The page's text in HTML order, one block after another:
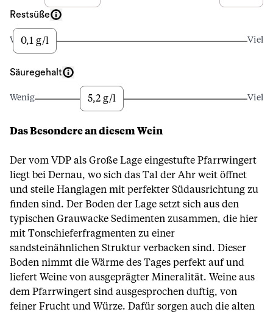
Restsüße
Wenig0,1 g/l Viel
Säuregehalt
Wenig 5,2 g/l Viel
Das Besondere an diesem Wein
Der vom VDP als Große Lage eingestufte Pfarrwingert
liegt bei Dernau, wo sich das Tal der Ahr weit öffnet
und steile Hanglagen mit perfekter Südausrichtung zu
finden sind. Der Boden der Lage setzt sich aus den
typischen Grauwacke Sedimenten zusammen, die hier
mit Tonschieferfragmenten zu einer
sandsteinähnlichen Struktur verbacken sind. Dieser
Boden nimmt die Wärme des Tages perfekt auf und
liefert Weine von ausgeprägter Mineralität. Weine aus
dem Pfarrwingert sind ausgesprochen duftig, von
feiner Frucht und Würze. Dafür sorgen auch die alten